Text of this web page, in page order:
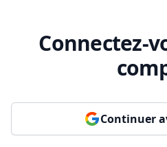
Connectez-
Continuer